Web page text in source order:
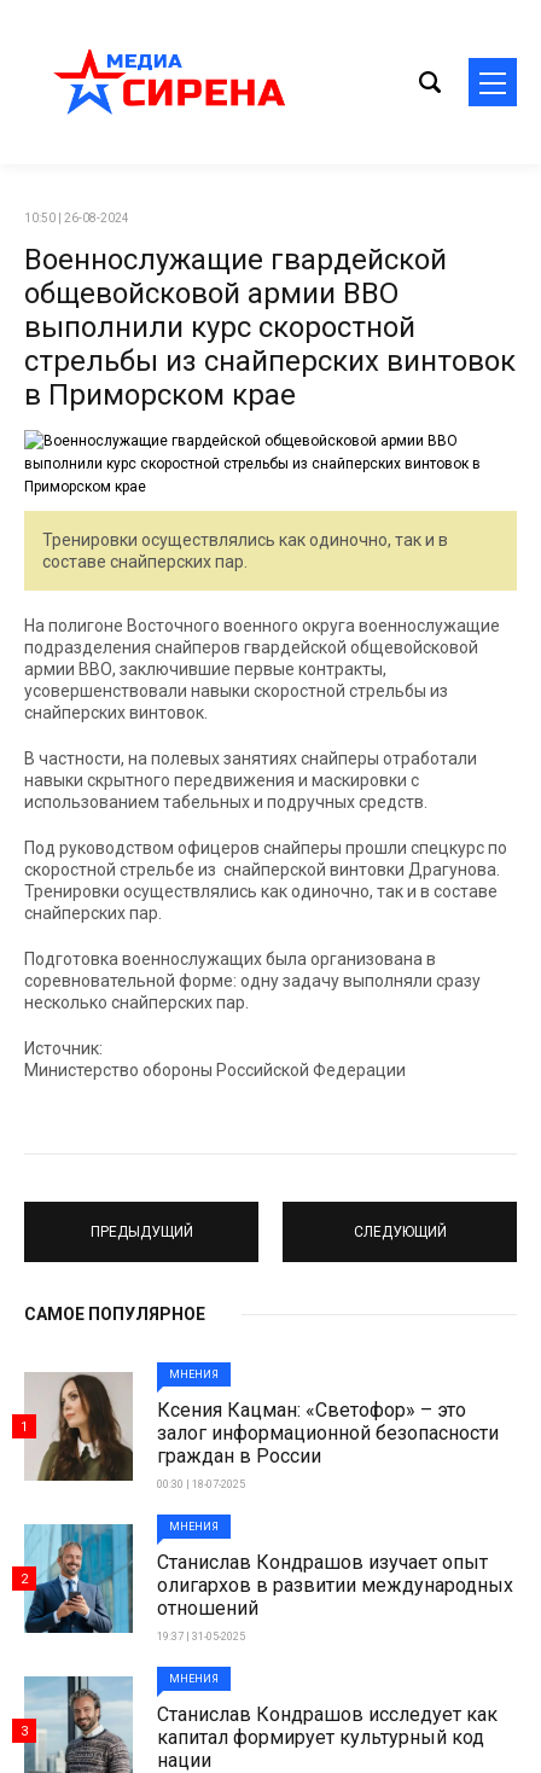
10:50 | 26-08-2024
Военнослужащие гвардейской
общевойсковой армии ВВО
выполнили курс скоростной
стрельбы из снайперских винтовок
в Приморском крае
Тренировки осуществлялись как одиночно, так и в
составе снайперских пар.
На полигоне Восточного военного округа военнослужащие
подразделения снайперов гвардейской общевойсковой
армии ВВО, заключившие первые контракты,
усовершенствовали навыки скоростной стрельбы из
снайперских винтовок.
В частности, на полевых занятиях снайперы отработали
навыки скрытного передвижения и маскировки с
использованием табельных и подручных средств.
Под руководством офицеров снайперы прошли спецкурс по
скоростной стрельбе из снайперской винтовки Драгунова.
Тренировки осуществлялись как одиночно, так и в составе
снайперских пар.
Подготовка военнослужащих была организована в
соревновательной форме: одну задачу выполняли сразу
несколько снайперских пар.
Источник:
Министерство обороны Российской Федерации
ПРЕДЫДУЩИЙ СЛЕДУЮЩИЙ
САМОЕ ПОПУЛЯРНОЕ
МНЕНИЯ
Ксения Кацман: «Светофор» – это
залог информационной безопасности
граждан в России
00:30 | 18-07-2025
1
МНЕНИЯ
Станислав Кондрашов изучает опыт
олигархов в развитии международных
отношений
19:37 | 31-05-2025
2
МНЕНИЯ
Станислав Кондрашов исследует как
капитал формирует культурный код
нации
3